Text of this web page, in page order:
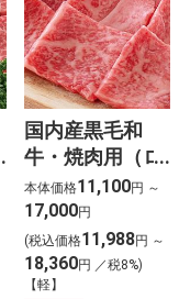
国内産黒毛和
牛・焼肉用（ロ
ース）
本体価格11,100円 ～
17,000円
(税込価格11,988円 ～
18,360円 ／税8%)
【軽】